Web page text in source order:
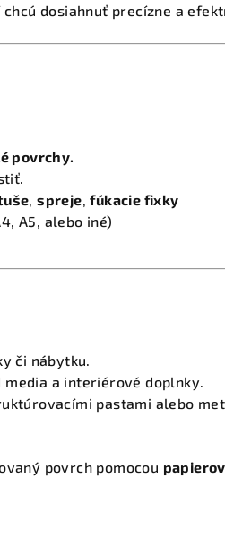
chcú dosiahnuť precízne a
povrchy.
,spreje ,fúkacie fixky
A5, alebo iné)
či nábytku.
a interiérové doplnky.
pastami alebo
povrch pomocou